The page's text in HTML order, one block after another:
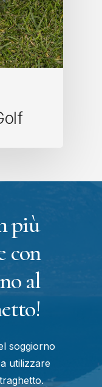
più
con
al
soggiorno
utilizzare